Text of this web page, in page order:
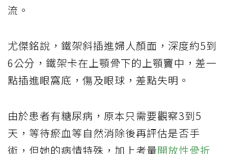
流。
尤傑銘說，鐵架斜插進婦人顏面，深度約5到
6公分，鐵架卡在上顎骨下的上顎竇中，差一
點插進眼窩底，傷及眼球，差點失明。
由於患者有糖尿病，原本只需要觀察3到5
天，等待瘀血等自然消除後再評估是否手
術，但她的病情特殊，加上考量開放性骨折